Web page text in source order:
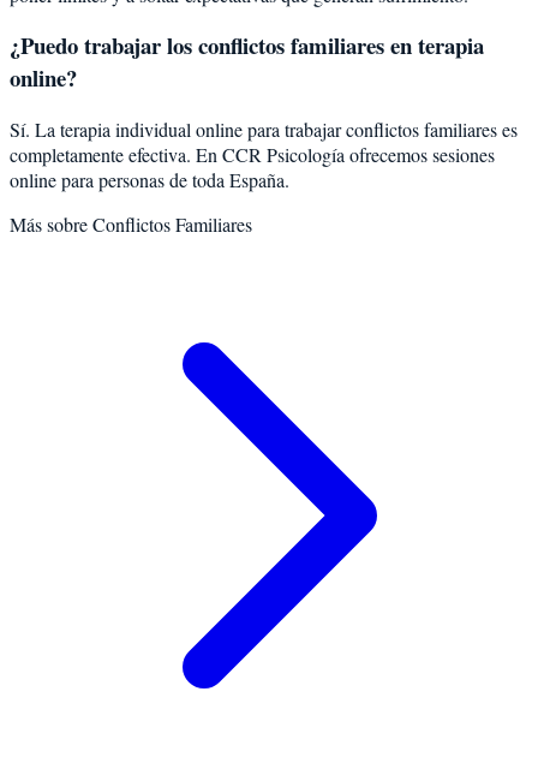
¿Puedo trabajar los conflictos familiares en terapia
online?
Sí. La terapia individual online para trabajar conflictos familiares es
completamente efectiva. En CCR Psicología ofrecemos sesiones
online para personas de toda España.
Más sobreConflictos Familiares